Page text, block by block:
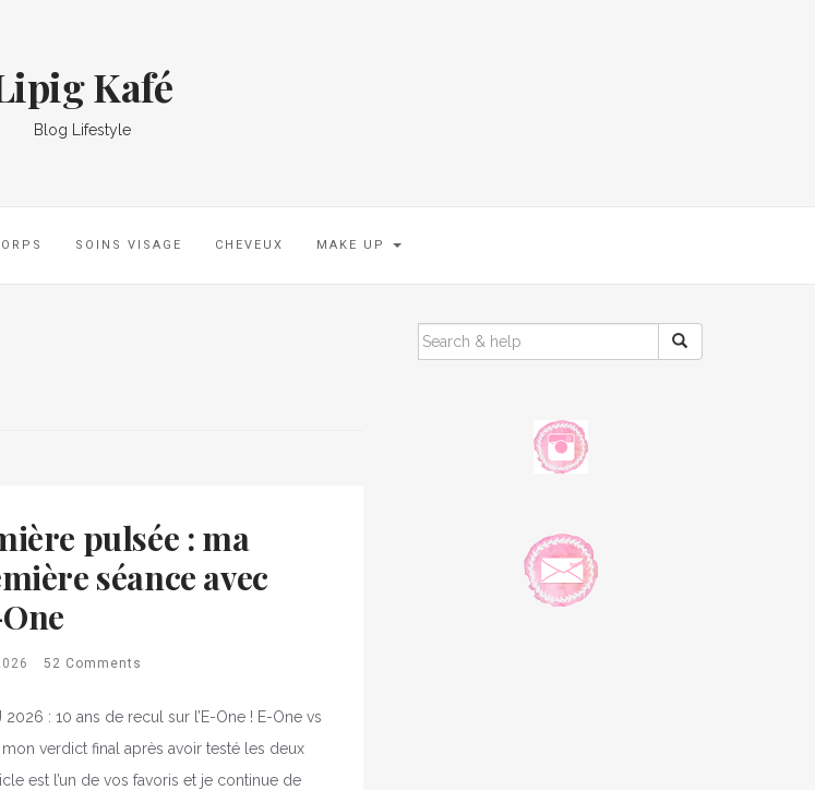
Kafé
Blog Lifestyle
SOINS VISAGE CHEVEUX MAKE UP
pulsée : ma
séance avec
52 Comments
2026 : 10 ans de recul sur l’E-One ! E-One vs
mon verdict final après avoir testé les deux
est l’un de vos favoris et je continue de
SEARCH
FOR: